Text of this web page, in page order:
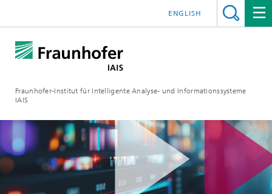
Fraunhofer-Institut für Intelligente Analyse- und Informationssysteme
IAIS
ENGLISH